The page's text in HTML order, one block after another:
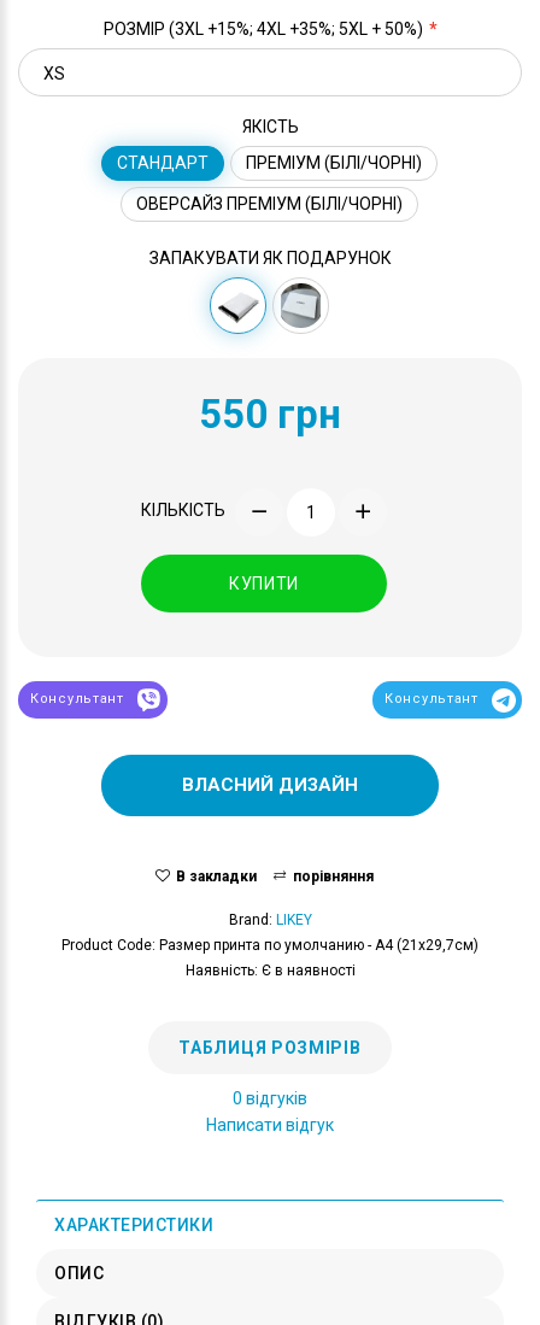
РОЗМІР (3XL +15%; 4XL +35%; 5XL + 50%)
ЯКІСТЬ
СТАНДАРТ
ПРЕМІУМ (БІЛІ/ЧОРНІ)
ОВЕРСАЙЗ ПРЕМІУМ (БІЛІ/ЧОРНІ)
ЗАПАКУВАТИ ЯК ПОДАРУНОК
550 грн
КІЛЬКІСТЬ
КУПИТИ
Консультант Консультант
ВЛАСНИЙ ДИЗАЙН
В закладки порівняння
Brand: LIKEY
Product Code: Размер принта по умолчанию - А4 (21x29,7см)
Наявність: Є в наявності
ТАБЛИЦЯ РОЗМІРІВ
0 відгуків
Написати відгук
ХАРАКТЕРИСТИКИ
ОПИС
ВІДГУКІВ (0)